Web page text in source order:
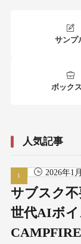
サンプ
ボック
人気記事
2026年1
サブスク
世代AIボ